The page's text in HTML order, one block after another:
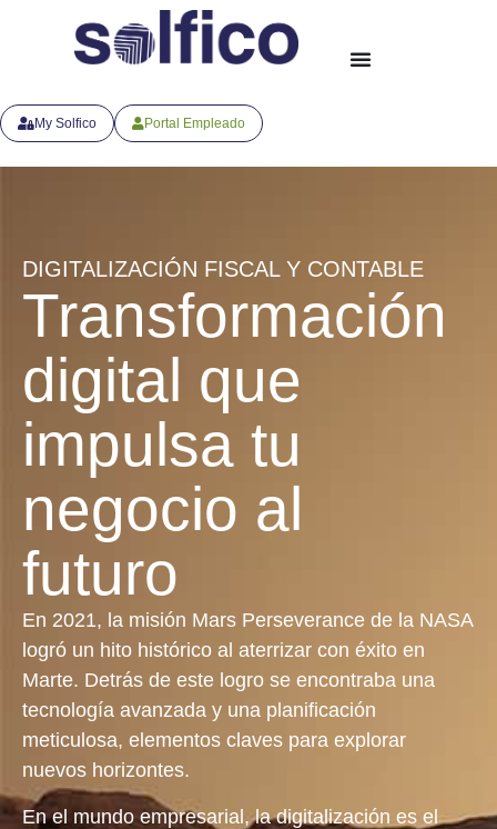
My Solfico Portal Empleado
DIGITALIZACIÓN FISCAL Y CONTABLE
Transformación
digital que
impulsa tu
negocio al
futuro
En 2021, la misión Mars Perseverance de la NASA
logró un hito histórico al aterrizar con éxito en
Marte. Detrás de este logro se encontraba una
tecnología avanzada y una planificación
meticulosa, elementos claves para explorar
nuevos horizontes.
En el mundo empresarial, la digitalización es el